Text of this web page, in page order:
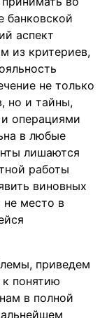
банковской
аспект
из критериев,
не только
но и тайны,
операциями
в любые
лишаются
работы
виновных
не место в
приведем
понятию
в полной